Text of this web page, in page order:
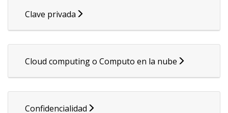
Clave privada
Cloud computing o Computo en la nube
Confidencialidad